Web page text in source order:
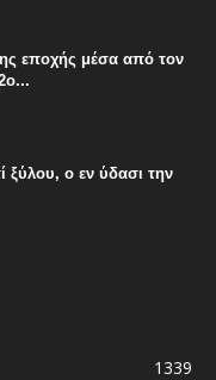
εποχής μέσα από τον
ξύλου, ο εν ύδασι την
1339